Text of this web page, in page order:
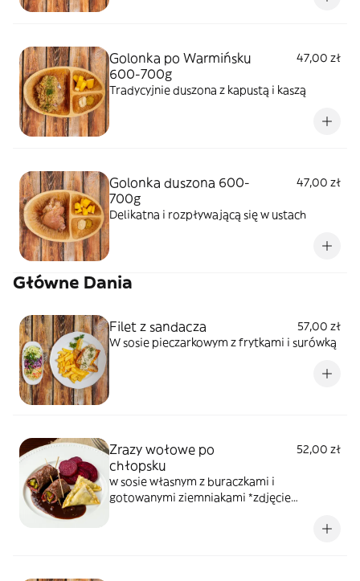
Golonka po Warmińsku
600-700g
47,00 zł
Tradycyjnie duszona z kapustą i kaszą
Golonka duszona 600-
700g
47,00 zł
Delikatna i rozpływającą się w ustach
Główne Dania
Filet z sandacza
57,00 zł
W sosie pieczarkowym z frytkami i surówką
Zrazy wołowe po
chłopsku
52,00 zł
w sosie własnym z buraczkami i
gotowanymi ziemniakami *zdjęcie